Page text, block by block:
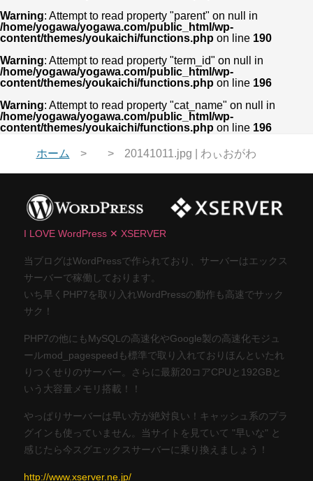
Warning: Attempt to read property "parent" on null in
/home/yogawa/yogawa.com/public_html/wp-
content/themes/youkaichi/functions.php on line 190
Warning: Attempt to read property "term_id" on null in
/home/yogawa/yogawa.com/public_html/wp-
content/themes/youkaichi/functions.php on line 196
Warning: Attempt to read property "cat_name" on null in
/home/yogawa/yogawa.com/public_html/wp-
content/themes/youkaichi/functions.php on line 196
ホーム 20141011.jpg | わぃおがわ
I LOVE WordPress ✕ XSERVER
当ブログはWordPressで作られており、サーバーはエックス
サーバーで稼働しております。
いち早くPHP7を取り入れWordPressの動作も高速でサック
サク！
PHP7の他にもMySQLの高速化やGoogle製の高速化モジュ
ールmod_pagespeedも標準で取り入れておりほんといたれ
りつくせりのサーバー。さらに最新20コアCPUと192GBと
いう大容量メモリ搭載！！
やっぱりサーバーは早い方が絶対良い！キャッシュ系のプラ
グインも使っていません。当サイトを見ていて "早いな" と
感じたら今スグエックスサーバーに乗り換えましょう！
http://www.xserver.ne.jp/